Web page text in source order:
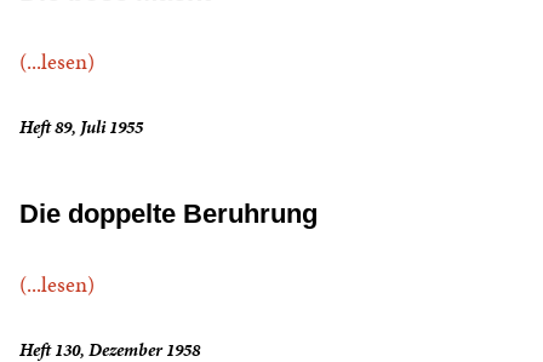
(...lesen)
Heft 89, Juli 1955
Die doppelte Beruhrung
(...lesen)
Heft 130, Dezember 1958